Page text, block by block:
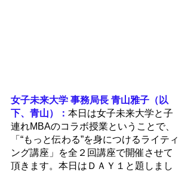
女子未来大学 事務局長 青山雅子（以
下、青山）： 本日は女子未来大学と子
連れMBAのコラボ授業ということで、
「“もっと伝わる”を身につけるライティ
ング講座」を全２回講座で開催させて
頂きます。本日はＤＡＹ１と題しまし